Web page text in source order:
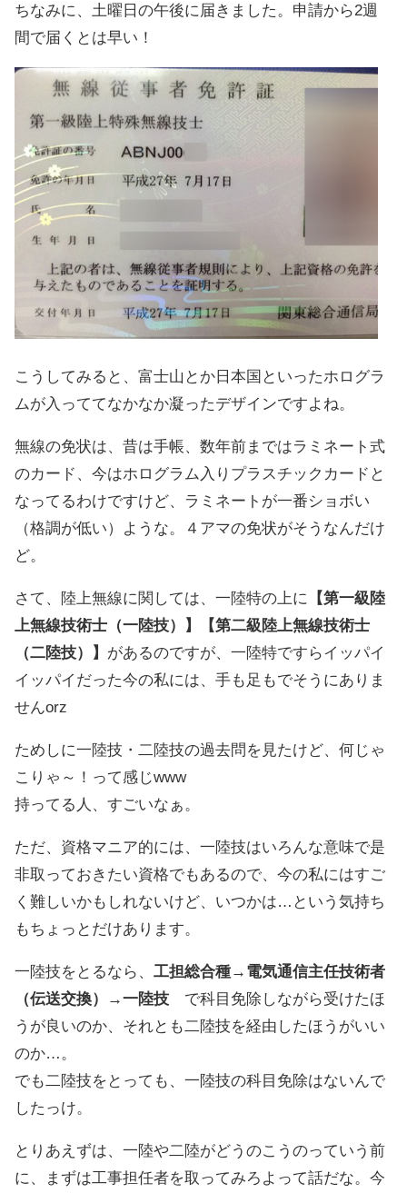
ちなみに、土曜日の午後に届きました。申請から2週
間で届くとは早い！
こうしてみると、富士山とか日本国といったホログラ
ムが入っててなかなか凝ったデザインですよね。
無線の免状は、昔は手帳、数年前まではラミネート式
のカード、今はホログラム入りプラスチックカードと
なってるわけですけど、ラミネートが一番ショボい
（格調が低い）ような。４アマの免状がそうなんだけ
ど。
さて、陸上無線に関しては、一陸特の上に 【第一級陸
上無線技術士（一陸技）】【第二級陸上無線技術士
（二陸技）】 があるのですが、一陸特ですらイッパイ
イッパイだった今の私には、手も足もでそうにありま
せんorz
ためしに一陸技・二陸技の過去問を見たけど、何じゃ
こりゃ～！って感じwww
持ってる人、すごいなぁ。
ただ、資格マニア的には、一陸技はいろんな意味で是
非取っておきたい資格でもあるので、今の私にはすご
く難しいかもしれないけど、いつかは…という気持ち
もちょっとだけあります。
一陸技をとるなら、 工担総合種→電気通信主任技術者
（伝送交換）→一陸技 で科目免除しながら受けたほ
うが良いのか、それとも二陸技を経由したほうがいい
のか…。
でも二陸技をとっても、一陸技の科目免除はないんで
したっけ。
とりあえずは、一陸や二陸がどうのこうのっていう前
に、まずは工事担任者を取ってみろよって話だな。今